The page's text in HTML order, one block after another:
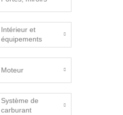
Intérieur et
équipements
intérieurs
Moteur
Système de
carburant